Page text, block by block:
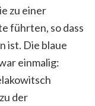
zu einer
führten, so dass
ist. Die blaue
einmalig:
der